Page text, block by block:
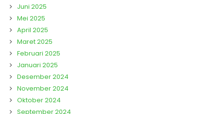
Juni 2025
Mei 2025
April 2025
Maret 2025
Februari 2025
Januari 2025
Desember 2024
November 2024
Oktober 2024
September 2024